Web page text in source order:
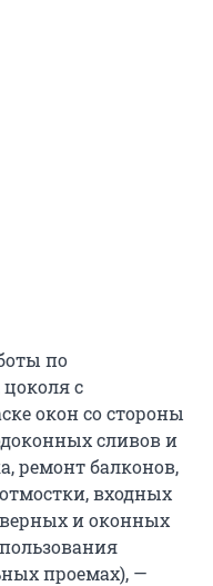
по
с
окон со стороны
сливов и
ремонт балконов,
входных
и оконных
проемах), —